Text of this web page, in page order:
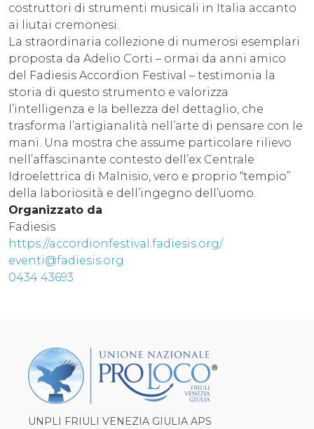
costruttori di strumenti musicali in Italia accanto
ai liutai cremonesi.
La straordinaria collezione di numerosi esemplari
proposta da Adelio Corti – ormai da anni amico
del Fadiesis Accordion Festival – testimonia la
storia di questo strumento e valorizza
l’intelligenza e la bellezza del dettaglio, che
trasforma l’artigianalità nell’arte di pensare con le
mani. Una mostra che assume particolare rilievo
nell’affascinante contesto dell’ex Centrale
Idroelettrica di Malnisio, vero e proprio “tempio”
della laboriosità e dell’ingegno dell’uomo.
Organizzato da
Fadiesis
https://accordionfestival.fadiesis.org/
eventi@fadiesis.org
​​​​​​​0434 43693
UNPLI FRIULI VENEZIA GIULIA APS